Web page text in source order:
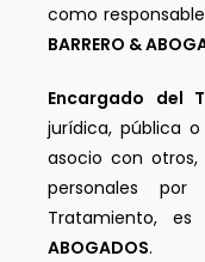
como
BARRERO &
Encargado del
jurídica, pública
asocio con
personales
Tratamiento,
ABOGADOS.